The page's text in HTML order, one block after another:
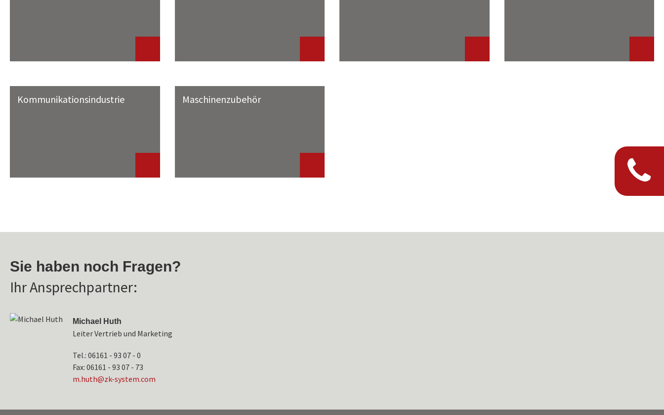
Kommunikationsindustrie Maschinenzubehör
Sie haben noch Fragen?
Ihr Ansprechpartner:
Michael Huth
Leiter Vertrieb und Marketing
Tel.: 06161 - 93 07 - 0
Fax: 06161 - 93 07 - 73
moc.m
etsys
-kz@h
tuh.m